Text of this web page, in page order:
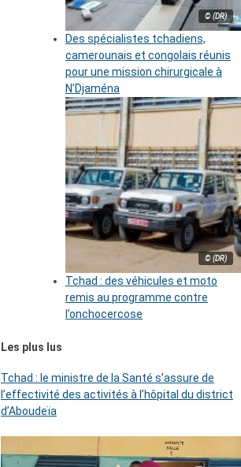
© (DR)
Des spécialistes tchadiens,
camerounais et congolais réunis
pour une mission chirurgicale à
N’Djaména
© (DR)
Tchad : des véhicules et moto
remis au programme contre
l’onchocercose
Les plus lus
Tchad : le ministre de la Santé s’assure de
l’effectivité des activités à l’hôpital du district
d’Aboudeïa